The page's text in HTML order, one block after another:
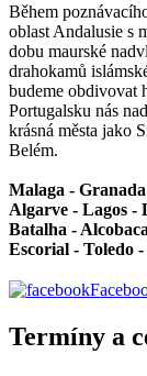
Během
oblast Andalusie s
dobu maurské
drahokamů
budeme obdivovat
Portugalsku nás
krásná města jako
Belém.
Malaga -
Algarve - Lagos -
Batalha -
Escorial - Toledo
Termíny a